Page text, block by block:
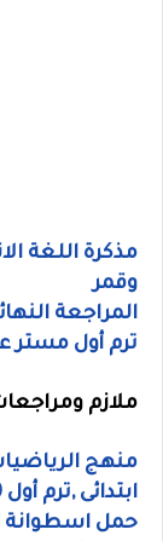
مذكرة اللغة
وقمر
المراجعة
ترم أول مستر
ملازم
منهج
ابتدائى ,ترم أول 2019
حمل اسطوانة